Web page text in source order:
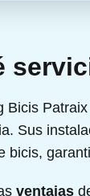
Bicis
Sus
bicis,
ventajas